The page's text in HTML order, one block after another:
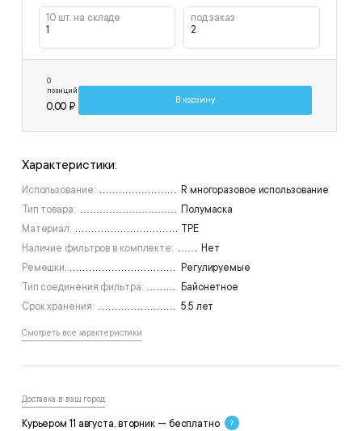
10 шт. на складе
1
под заказ
2
0
позиций
0,00 ₽
В корзину
Характеристики:
Использование:
R многоразовое использование
Тип товара:
Полумаска
Материал:
TPE
Наличие фильтров в комплекте:
Нет
Ремешки:
Регулируемые
Тип соединения фильтра:
Байонетное
Срок хранения:
5,5 лет
Смотреть все характеристики
Доставка в ваш город
Курьером 11 августа, вторник — бесплатно